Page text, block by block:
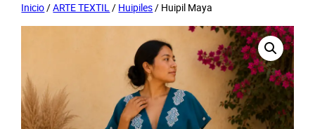
Inicio/ARTE TEXTIL/ Huipiles/ Huipil Maya